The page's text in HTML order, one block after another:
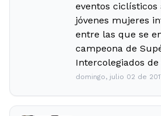
eventos ciclísticos
jóvenes mujeres
entre las que se
campeona de
Intercolegiados
domingo, julio 02 de